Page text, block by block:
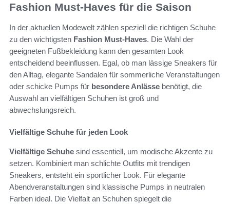
Fashion Must-Haves für die Saison
In der aktuellen Modewelt zählen speziell die richtigen Schuhe
zu den wichtigsten Fashion Must-Haves. Die Wahl der
geeigneten Fußbekleidung kann den gesamten Look
entscheidend beeinflussen. Egal, ob man lässige Sneakers für
den Alltag, elegante Sandalen für sommerliche Veranstaltungen
oder schicke Pumps für besondere Anlässe benötigt, die
Auswahl an vielfältigen Schuhen ist groß und
abwechslungsreich.
Vielfältige Schuhe für jeden Look
Vielfältige Schuhe sind essentiell, um modische Akzente zu
setzen. Kombiniert man schlichte Outfits mit trendigen
Sneakers, entsteht ein sportlicher Look. Für elegante
Abendveranstaltungen sind klassische Pumps in neutralen
Farben ideal. Die Vielfalt an Schuhen spiegelt die